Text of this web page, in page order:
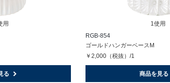
用
る
1使用
RGB-854
ゴールドハンガーベースM
￥2,000（税抜）/1
商品を見る